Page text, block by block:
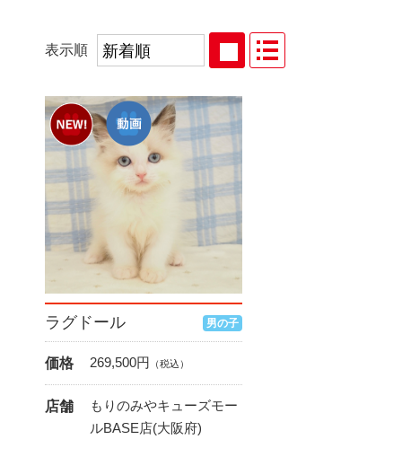
表示順
ラグドール 男の子
価格 269,500円 （税込）
店舗
もりのみやキューズモー
ルBASE店(大阪府)